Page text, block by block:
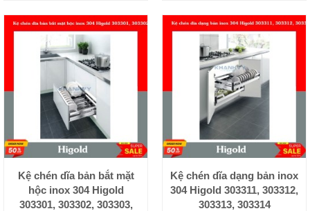
Kệ chén dĩa bản bắt mặt
hộc inox 304 Higold
303301, 303302, 303303,
Kệ chén dĩa dạng bản inox
304 Higold 303311, 303312,
303313, 303314